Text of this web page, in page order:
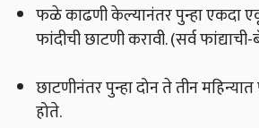
फळे काढणी केल्यानंतर पुन्हा एकदा
फांदीची छाटणी करावी. (सर्व
छाटणीनंतर पुन्हा दोन ते तीन
होते.